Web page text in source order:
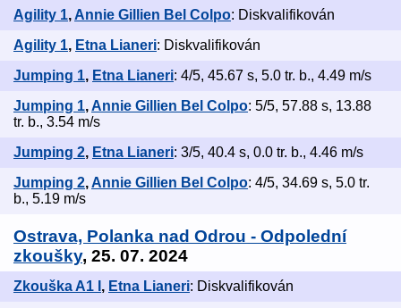
Agility 1, Annie Gillien Bel Colpo: Diskvalifikován
Agility 1, Etna Lianeri: Diskvalifikován
Jumping 1, Etna Lianeri: 4/5, 45.67 s, 5.0 tr. b., 4.49 m/s
Jumping 1,Annie Gillien Bel Colpo: 5/5, 57.88 s, 13.88
tr. b., 3.54 m/s
Jumping 2, Etna Lianeri: 3/5, 40.4 s, 0.0 tr. b., 4.46 m/s
Jumping 2,Annie Gillien Bel Colpo: 4/5, 34.69 s, 5.0 tr.
b., 5.19 m/s
Ostrava, Polanka nad Odrou - Odpolední
zkoušky, 25. 07. 2024
Zkouška A1 I , Etna Lianeri: Diskvalifikován